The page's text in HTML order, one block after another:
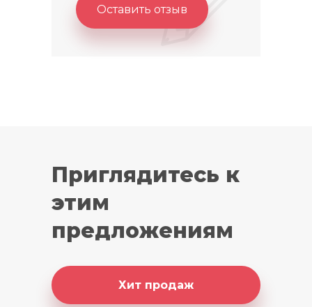
Оставить отзыв
Приглядитесь к
этим
предложениям
Хит продаж